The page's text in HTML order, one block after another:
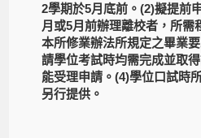
2學期於5月底前。(2)擬提前
月或5月前辦理離校者，所需
本所修業辦法所規定之畢業
請學位考試時均需完成並取
能受理申請。(4)學位口試時
另行提供。